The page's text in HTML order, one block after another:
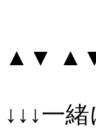
▲▼
↓↓↓一